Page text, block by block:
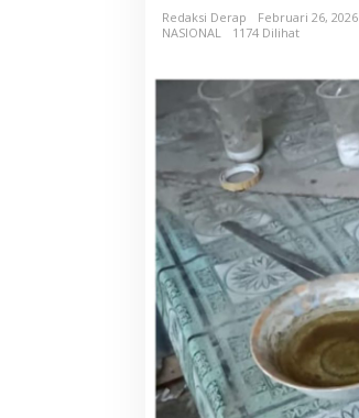
Redaksi Derap
Februari 26, 2026
NASIONAL
1174 Dilihat